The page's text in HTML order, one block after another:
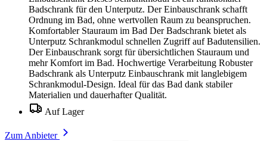
Badschrank für den Unterputz. Der Einbauschrank schafft
Ordnung im Bad, ohne wertvollen Raum zu beanspruchen.
Komfortabler Stauraum im Bad Der Badschrank bietet als
Unterputz Schrankmodul schnellen Zugriff auf Badutensilien.
Der Einbauschrank sorgt für übersichtlichen Stauraum und
mehr Komfort im Bad. Hochwertige Verarbeitung Robuster
Badschrank als Unterputz Einbauschrank mit langlebigem
Schrankmodul-Design. Ideal für das Bad dank stabiler
Materialien und dauerhafter Qualität.
Auf Lager
Zum Anbieter